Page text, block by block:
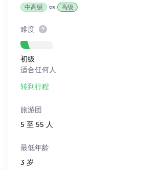
中高级 高级
难度
初级
适合任何人
转到行程
旅游团
5 至 55 人
最低年龄
3 岁